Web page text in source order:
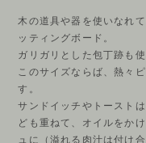
木の道具や器を使いなれ
ッティングボード。
ガリガリとした包丁跡も
このサイズならば、熱々
す。
サンドイッチやトースト
ども重ねて、オイルをか
ュに（溢れる肉汁は付け